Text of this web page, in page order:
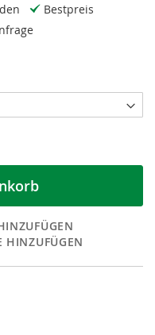
Bestpreis
HINZUFÜGEN